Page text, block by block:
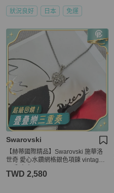
狀況良好 日本 免運
Swarovski
【赫蒂國際精品】Swarovski 施華洛
世奇 愛心水鑽網格銀色項鍊 vintage
TWD 2,580